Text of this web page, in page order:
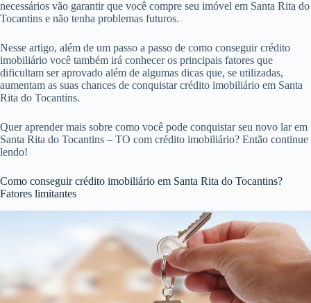
necessários vão garantir que você compre seu imóvel em Santa Rita do
Tocantins e não tenha problemas futuros.
Nesse artigo, além de um passo a passo de como conseguir crédito
imobiliário você também irá conhecer os principais fatores que
dificultam ser aprovado além de algumas dicas que, se utilizadas,
aumentam as suas chances de conquistar crédito imobiliário em Santa
Rita do Tocantins.
Quer aprender mais sobre como você pode conquistar seu novo lar em
Santa Rita do Tocantins – TO com crédito imobiliário? Então continue
lendo!
Como conseguir crédito imobiliário em Santa Rita do Tocantins?
Fatores limitantes